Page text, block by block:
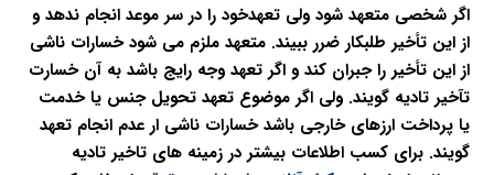
اگر شخصی متعهد شود ولی تعهدخود را در سر موعد انجام ندهد و
از این تأخیر طلبکار ضرر ببیند. متعهد ملزم می شود خسارات ناشی
از این تأخیر را جبران کند و اگر تعهد وجه رایج باشد به آن خسارت
تآخیر تادیه گویند. ولی اگر موضوع تعهد تحویل جنس یا خدمت
یا پرداخت ارزهای خارجی باشد خسارات ناشی ار عدم انجام تعهد
گویند. برای کسب اطلاعات بیشتر در زمینه هایتاخیر تادیه